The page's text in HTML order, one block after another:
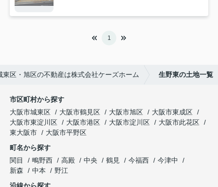
1
東区・旭区の不動産は株式会社ケーズホーム 生野東の土地一覧
市区町村から探す
大阪市城東区
大阪市鶴見区 大阪市旭区
大阪市東成区
大阪市東淀川区
大阪市港区 大阪市淀川区
大阪市此花区
東大阪市
大阪市平野区
町名から探す
関目
鴫野西 高殿 中央 鶴見 今福西
今津中
新森
中本
野江